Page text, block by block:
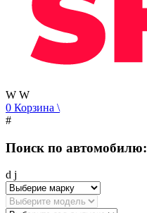
W W
0 Корзина \
#
Поиск по автомобилю:
d j